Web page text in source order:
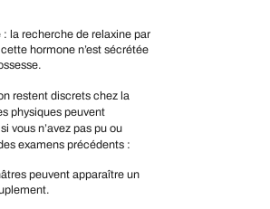
la recherche de relaxine par
hormone n’est sécrétée
restent discrets chez la
physiques peuvent
vous n’avez pas pu ou
examens précédents :
peuvent apparaître un